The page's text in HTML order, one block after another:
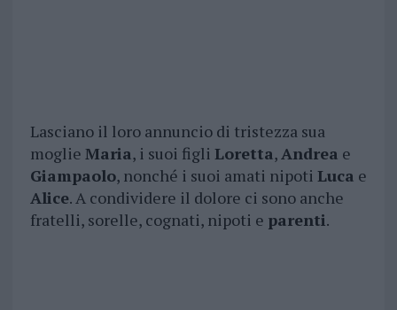
Lasciano il loro annuncio di tristezza sua
moglie Maria, i suoi figli Loretta,Andrea e
Giampaolo, nonché i suoi amati nipoti Luca e
Alice. A condividere il dolore ci sono anche
fratelli, sorelle, cognati, nipoti e parenti.